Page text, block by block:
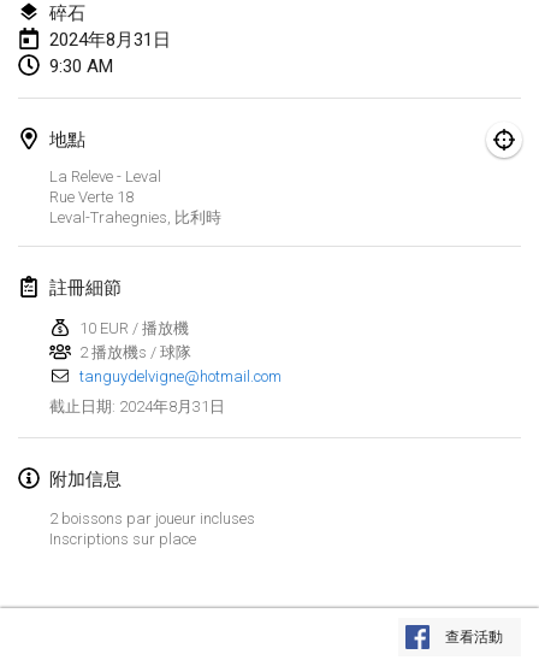
显示列表
碎石
2024年8月31日
9:30 AM
地點
La Releve - Leval
Rue Verte 18
Leval-Trahegnies 比利時
註冊細節
10 EUR / 播放機
2 播放機s / 球隊
tanguydelvigne@hotmail.com
截止日期: 2024年8月31日
附加信息
2 boissons par joueur incluses
Inscriptions sur place
查看活動
Tournoi Mixte ASPTTOM
2024年1月20日
Indoor Polish Open 2024 - Doubles
2024年1月21日
Tournoi de Mölkky - Lesfous Dubâtonvaigeois
2024年1月27日|法國
SingeliDuppeli
2024年1月27日
2024年2月
SM HalliMölkky - Finnish Championship
2024年2月3日|芬蘭